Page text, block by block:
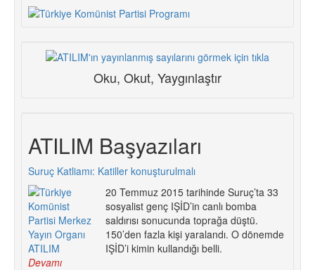
Oku, Okut, Yaygınlaştır
ATILIM Başyazıları
Suruç Katliamı: Katiller konuşturulmalı
20 Temmuz 2015 tarihinde Suruç’ta 33
sosyalist genç IŞİD’in canlı bomba
saldırısı sonucunda toprağa düştü.
150’den fazla kişi yaralandı. O dönemde
IŞİD’i kimin kullandığı belli.
Devamı